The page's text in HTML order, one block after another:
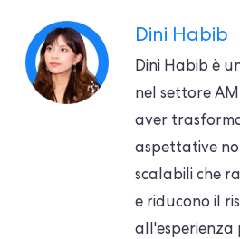
Dini Habib
Dini Habib è
nel settore
aver
aspettative
scalabili che
e riducono il
all'esperienza